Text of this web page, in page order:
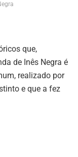
que,
de Inês Negra é
realizado por
e que a fez